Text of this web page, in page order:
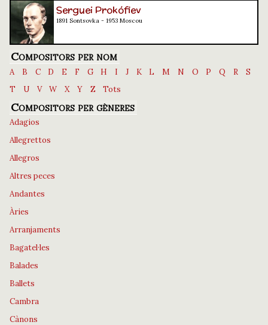
Serguei Prokófiev
1891 Sontsovka - 1953 Moscou
Compositors per nom
A B C D E F G H I J K L M N O P Q R
S
T
U V W X Y Z Tots
Compositors per gèneres
Adagios
Allegrettos
Allegros
Altres peces
Andantes
Àries
Arranjaments
Bagatel·les
Balades
Ballets
Cambra
Cànons